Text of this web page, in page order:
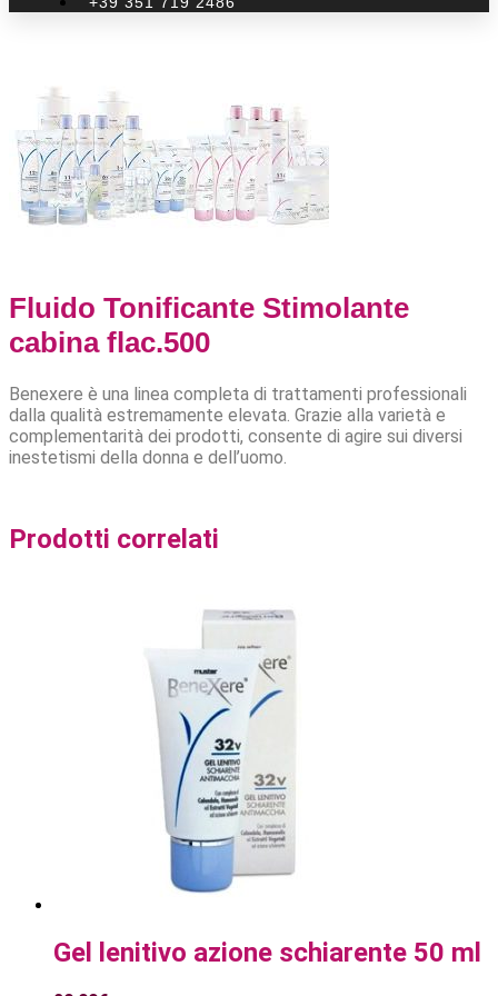
Fluido Tonificante Stimolante
cabina flac.500
Benexere è una linea completa di trattamenti professionali
dalla qualità estremamente elevata. Grazie alla varietà e
complementarità dei prodotti, consente di agire sui diversi
inestetismi della donna e dell’uomo.
Prodotti correlati
Gel lenitivo azione schiarente 50 ml